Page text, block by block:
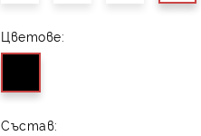
Цветове:
Състав: